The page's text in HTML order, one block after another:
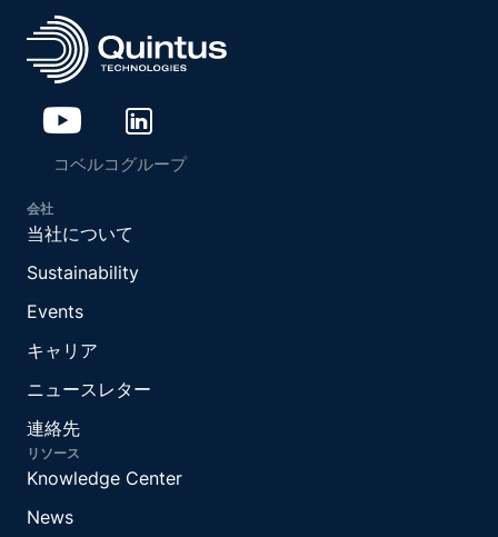
コベルコグループ
会社
当社について
Sustainability
Events
キャリア
ニュースレター
連絡先
リソース
Knowledge Center
News